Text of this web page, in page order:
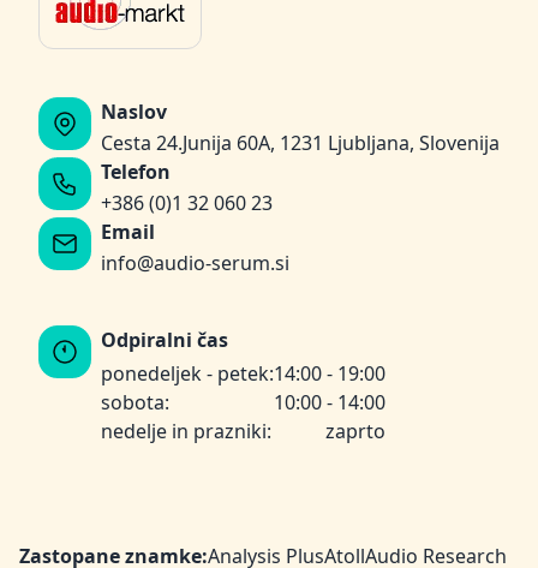
Naslov
Cesta 24.Junija 60A, 1231 Ljubljana, Slovenija
Telefon
+386 (0)1 32 060 23
Email
info@audio-serum.si
Odpiralni čas
ponedeljek - petek:14:00 - 19:00
sobota:
10:00 - 14:00
nedelje in prazniki:
zaprto
Zastopane znamke:Analysis PlusAtollAudio Research